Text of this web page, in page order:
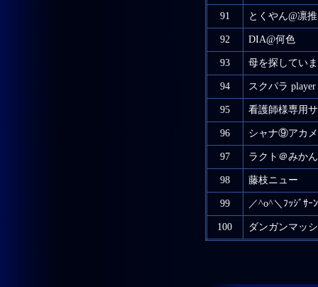
91 とくやん@凛
92 DIA@何色
93 母を探してい
94 スクパラ player
95 看護師様専用
96 シャナ⑨アカ
97 ラクト＠みか
98 藤枝ニュー
99 ／^o^＼ﾌｯｼﾞｻｰ
100 ダンガンマッ